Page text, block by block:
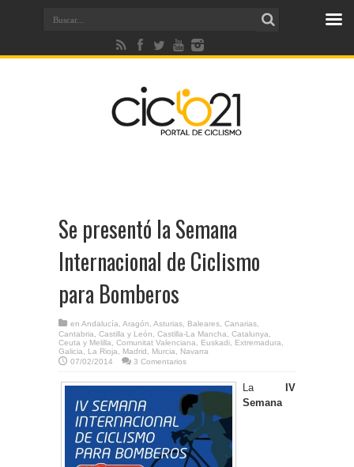
Se presentó la Semana
Internacional de Ciclismo
para Bomberos
en Andalucía Aragón Asturias Baleares Canarias
Cantabria
Castilla y León Castilla-La Mancha Catalunya
Ceuta y Melilla
Comunitat Valenciana Euskadi Extremadura
Galicia
La Rioja Madrid Murcia
Navarra
07/02/2014
3 Comentarios
LaIV
Semana